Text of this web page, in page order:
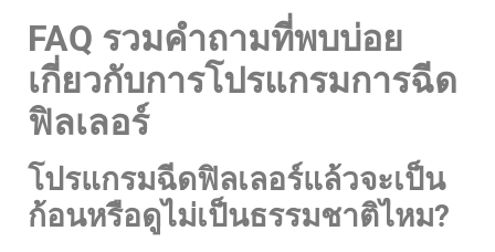
FAQ รวมคำถามที่พบบ่อย
เกี่ยวกับการโปรแกรมการฉีด
ฟิลเลอร์
โปรแกรมฉีดฟิลเลอร์แล้วจะเป็น
ก้อนหรือดูไม่เป็นธรรมชาติไหม?